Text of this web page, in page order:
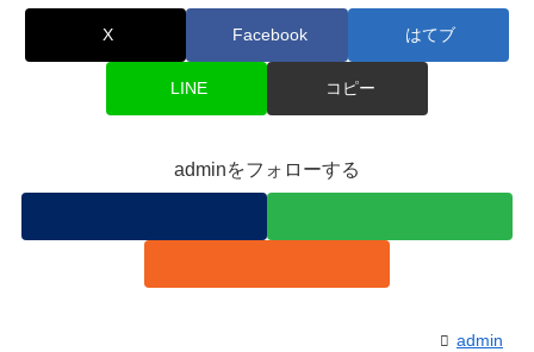
X Facebook はてブ
LINE コピー
adminをフォローする
admin